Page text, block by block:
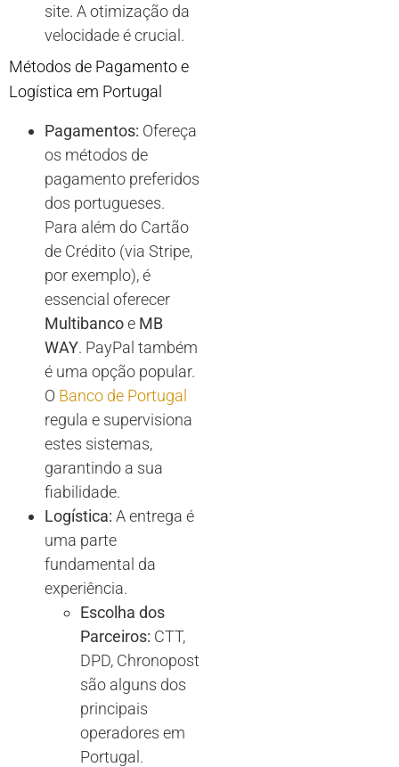
site. A otimização da
velocidade é crucial.
Métodos de Pagamento e
Logística em Portugal
Pagamentos: Ofereça
os métodos de
pagamento preferidos
dos portugueses.
Para além do Cartão
de Crédito (via Stripe,
por exemplo), é
essencial oferecer
Multibancoe MB
WAY. PayPal também
é uma opção popular.
O Banco de Portugal
regula e supervisiona
estes sistemas,
garantindo a sua
fiabilidade.
Logística: A entrega é
uma parte
fundamental da
experiência.
Escolha dos
Parceiros: CTT,
DPD, Chronopost
são alguns dos
principais
operadores em
Portugal.